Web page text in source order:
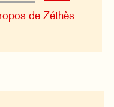
de Zéthès